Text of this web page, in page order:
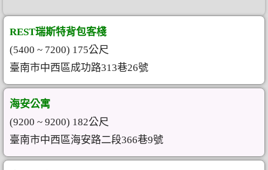
REST瑞斯特背包客棧
(5400 ~ 7200) 175公尺
臺南市中西區成功路313巷26號
海安公寓
(9200 ~ 9200) 182公尺
臺南市中西區海安路二段366巷9號